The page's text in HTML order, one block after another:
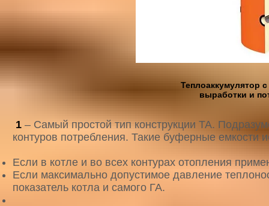
Теплоаккумулятор
выработки и
1 – Самый простой тип конструкции ТА.
контуров потребления. Такие буферные емкости
Если в котле и во всех контурах отопления
Если максимально допустимое давление
показатель котла и самого ГА.